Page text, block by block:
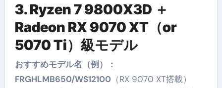
3. Ryzen 7 9800X3D ＋
Radeon RX 9070 XT（or
5070 Ti）級モデル
おすすめモデル名（例）：
FRGHLMB650/WS12100 （RX 9070 XT搭載）